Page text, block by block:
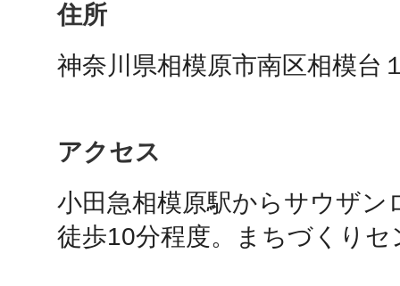
住所
神奈川県相模原市南区相模台
アクセス
小田急相模原駅からサウザン
徒歩10分程度。まちづくりセ
日置